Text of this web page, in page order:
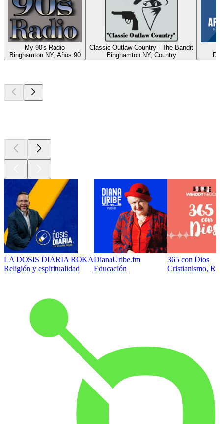
My 90's Radio
Binghamton NY, Años 90
Classic Outlaw Country - The Bandit
Binghamton NY, Country
LA DOSIS DIARIA ROKA
Religión y espiritualidad
DianaUribe.fm
Educación
365 con Dios
Cristianismo,